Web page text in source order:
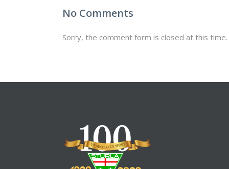
No Comments
Sorry, the comment form is closed at this time.